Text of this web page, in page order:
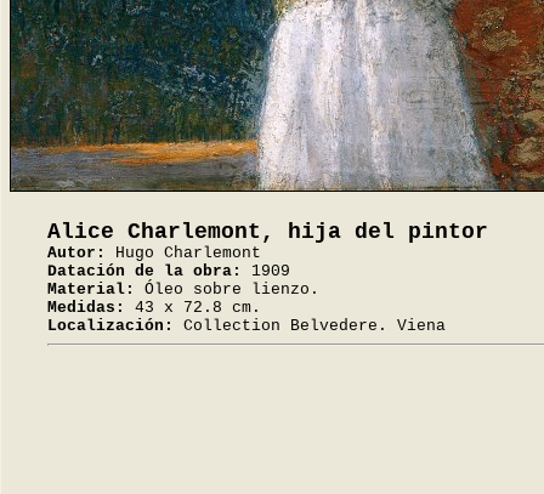
Alice Charlemont, hija del pintor
Autor:
Hugo Charlemont
Datación de la obra:
1909
Material:
Óleo sobre lienzo.
Medidas:
43 x 72.8 cm.
Localización:
Collection Belvedere. Viena